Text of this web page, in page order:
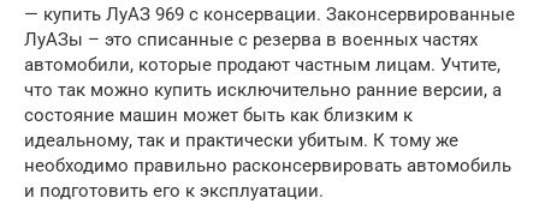
— купить ЛуАЗ 969 с консервации. Законсервированные
ЛуАЗы – это списанные с резерва в военных частях
автомобили, которые продают частным лицам. Учтите,
что так можно купить исключительно ранние версии, а
состояние машин может быть как близким к
идеальному, так и практически убитым. К тому же
необходимо правильно расконсервировать автомобиль
и подготовить его к эксплуатации.